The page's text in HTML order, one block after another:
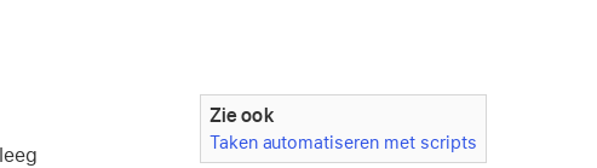
Zie ook
Taken automatiseren met scripts